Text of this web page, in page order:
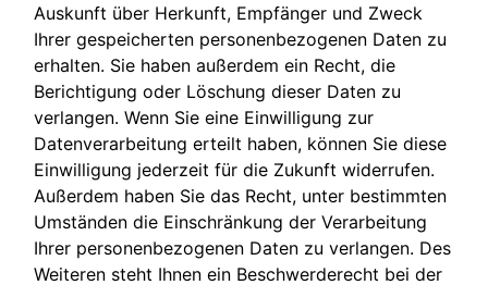
Auskunft über Herkunft, Empfänger und Zweck
Ihrer gespeicherten personenbezogenen Daten zu
erhalten. Sie haben außerdem ein Recht, die
Berichtigung oder Löschung dieser Daten zu
verlangen. Wenn Sie eine Einwilligung zur
Datenverarbeitung erteilt haben, können Sie diese
Einwilligung jederzeit für die Zukunft widerrufen.
Außerdem haben Sie das Recht, unter bestimmten
Umständen die Einschränkung der Verarbeitung
Ihrer personenbezogenen Daten zu verlangen. Des
Weiteren steht Ihnen ein Beschwerderecht bei der